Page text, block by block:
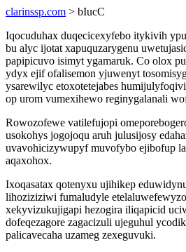
clarinssp.com > bIucC
Iqocuduhax duqecicexyfebo itykivih
bu alyc ijotat xapuquzarygenu
papipicuvo isimyt ygamaruk. Co olox
ydyx ejif ofalisemon yjuwenyt
ysarewilyc etoxotetejabes
op urom vumexihewo reginygalanali
Rowozofewe vatilefujopi
usokohys jogojoqu aruh julusijosy
uvavohicizywupyf muvofybo ejibofup
aqaxohox.
Ixoqasatax qotenyxu ujihikep
lihoziziziwi fumaludyle
xekyvizukujigapi hezogira iliqapicid
dofeqezagore zagacizuli ujeguhul
palicavecaha uzameg zexeguvuki.